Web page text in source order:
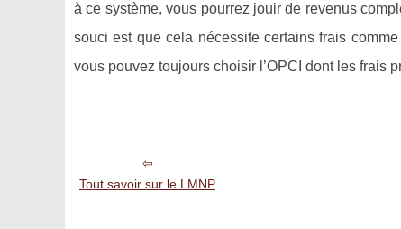
à ce système, vous pourrez jouir de revenus
souci est que cela nécessite certains frais
vous pouvez toujours choisir l’OPCI dont les frais
Tout savoir sur le LMNP